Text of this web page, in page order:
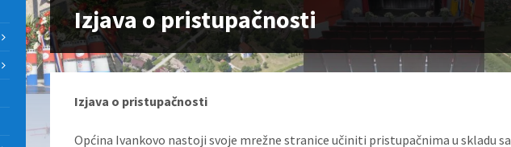
Izjava o pristupačnosti
Izjava o pristupačnosti
Općina Ivankovo nastoji svoje mrežne stranice učiniti pristupačnima u skladu sa